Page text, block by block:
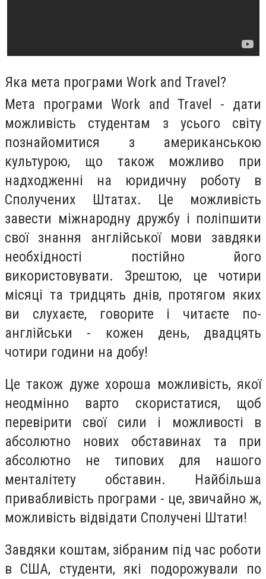
Яка мета програми Work and Travel?
Мета програми Work and Travel - дати
можливість студентам з усього світу
познайомитися з американською
культурою, що також можливо при
надходженні на юридичну роботу в
Сполучених Штатах. Це можливість
завести міжнародну дружбу і поліпшити
свої знання англійської мови завдяки
необхідності постійно його
використовувати. Зрештою, це чотири
місяці та тридцять днів, протягом яких
ви слухаєте, говорите і читаєте по-
англійськи - кожен день, двадцять
чотири години на добу!
Це також дуже хороша можливість, якої
неодмінно варто скористатися, щоб
перевірити свої сили і можливості в
абсолютно нових обставинах та при
абсолютно не типових для нашого
менталітету обставин. Найбільша
привабливість програми - це, звичайно ж,
можливість відвідати Сполучені Штати!
Завдяки коштам, зібраним під час роботи
в США, студенти, які подорожували по